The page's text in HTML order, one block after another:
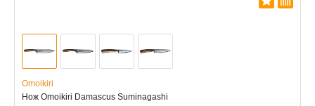
Omoikiri
Нож Omoikiri Damascus Suminagashi